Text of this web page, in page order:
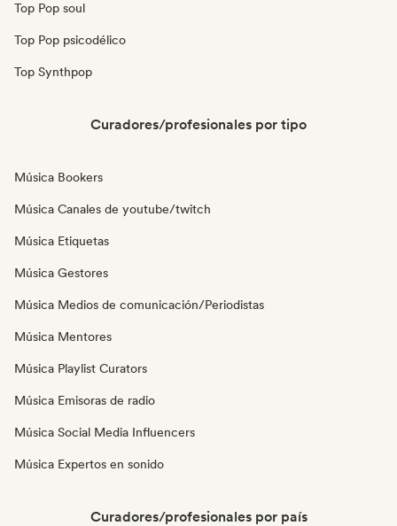
Top Pop soul
Top Pop psicodélico
Top Synthpop
Curadores/profesionales por tipo
Música Bookers
Música Canales de youtube/twitch
Música Etiquetas
Música Gestores
Música Medios de comunicación/Periodistas
Música Mentores
Música Playlist Curators
Música Emisoras de radio
Música Social Media Influencers
Música Expertos en sonido
Curadores/profesionales por país